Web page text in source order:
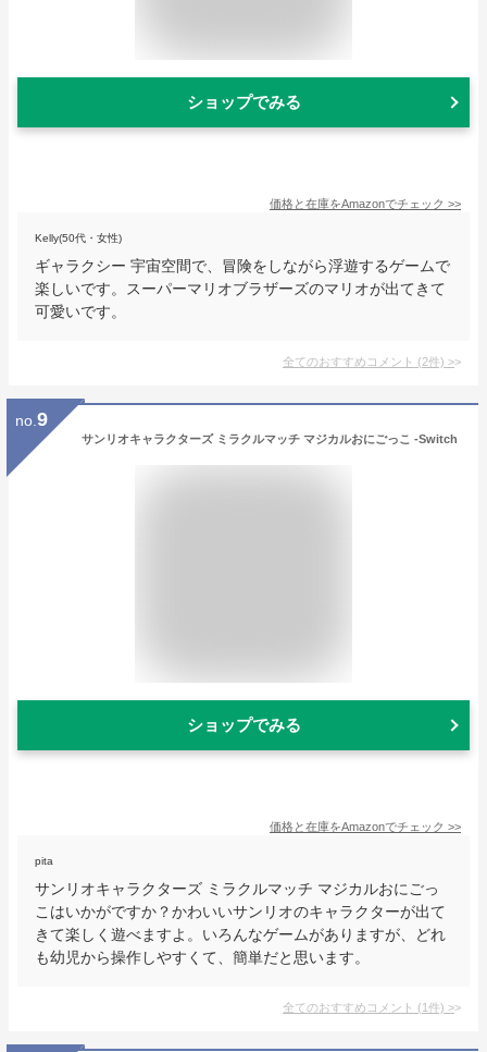
ショップでみる
価格と在庫をAmazonでチェック >>
Kelly(50代・女性)
ギャラクシー 宇宙空間で、冒険をしながら浮遊するゲームで
楽しいです。スーパーマリオブラザーズのマリオが出てきて
可愛いです。
全てのおすすめコメント (2件) >
no. 9
サンリオキャラクターズ ミラクルマッチ マジカルおにごっこ -Switch
ショップでみる
価格と在庫をAmazonでチェック >>
pita
サンリオキャラクターズ ミラクルマッチ マジカルおにごっ
こはいかがですか？かわいいサンリオのキャラクターが出て
きて楽しく遊べますよ。いろんなゲームがありますが、どれ
も幼児から操作しやすくて、簡単だと思います。
全てのおすすめコメント (1件) >